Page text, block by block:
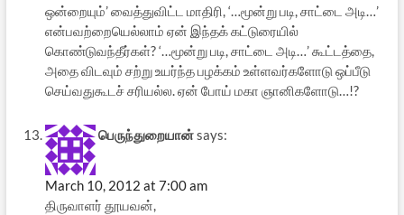
ஒன்றையும்’ வைத்துவிட்ட மாதிரி, ‘…மூன்று படி, சாட்டை அடி…’
என்பவற்றையெல்லாம் ஏன் இந்தக் கட்டுரையில்
கொண்டுவந்தீர்கள்? ‘…மூன்று படி, சாட்டை அடி…’ கூட்டத்தை,
அதை விடவும் சற்று உயர்ந்த பழக்கம் உள்ளவர்களோடு ஒப்பீடு
செய்வதுகூடச் சரியல்ல. ஏன் போய் மகா ஞானிகளோடு…!?
பெருந்துறையான்says:
March 10, 2012 at 7:00 am
திருவாளர் தூயவன்,